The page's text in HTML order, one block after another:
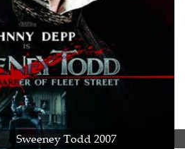
Sweeney Todd 2007